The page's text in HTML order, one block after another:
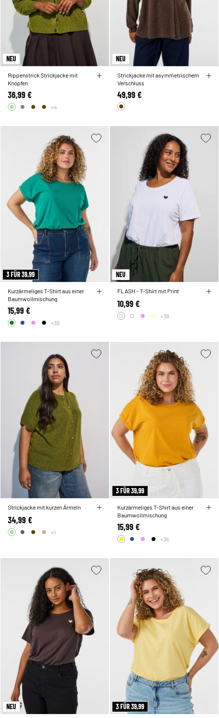
NEU
Rippenstrick Strickjacke mit
Knöpfen
36,99 €
+4
NEU
Strickjacke mit asymmetrischem
Verschluss
49,99 €
3 FÜR 39,99
Kurzärmeliges T-Shirt aus einer
Baumwollmischung
15,99 €
+36
NEU
FLASH - T-Shirt mit Print
10,99 €
+38
Strickjacke mit kurzen Ärmeln
34,99 €
+1
3 FÜR 39,99
Kurzärmeliges T-Shirt aus einer
Baumwollmischung
15,99 €
+36
NEU 3 FÜR 39,99